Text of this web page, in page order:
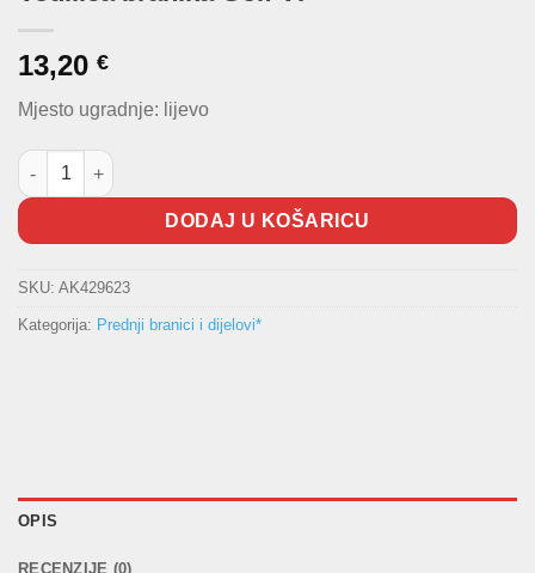
13,20 €
Mjesto ugradnje: lijevo
Vodilica branika Golf VI količina
DODAJ U KOŠARICU
SKU: AK429623
Kategorija: Prednji branici i dijelovi*
OPIS
RECENZIJE (0)